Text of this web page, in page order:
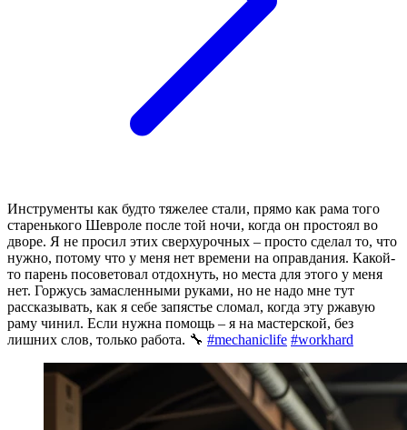
Инструменты как будто тяжелее стали, прямо как рама того
старенького Шевроле после той ночи, когда он простоял во
дворе. Я не просил этих сверхурочных – просто сделал то, что
нужно, потому что у меня нет времени на оправдания. Какой-
то парень посоветовал отдохнуть, но места для этого у меня
нет. Горжусь замасленными руками, но не надо мне тут
рассказывать, как я себе запястье сломал, когда эту ржавую
раму чинил. Если нужна помощь – я на мастерской, без
лишних слов, только работа. 🔧 #mechaniclife #workhard